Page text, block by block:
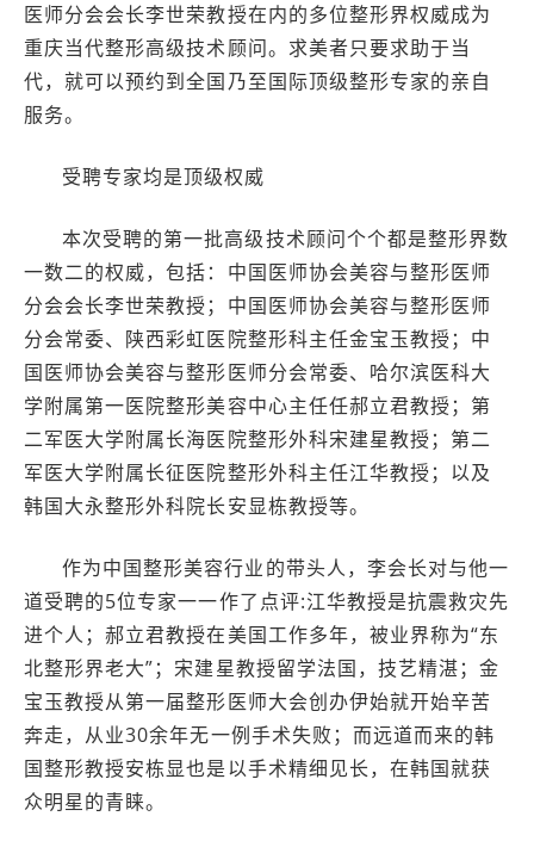
医师分会会长李世荣教授在内的多位整形界权威成为
重庆当代整形高级技术顾问。求美者只要求助于当
代，就可以预约到全国乃至国际顶级整形专家的亲自
服务。
受聘专家均是顶级权威
本次受聘的第一批高级技术顾问个个都是整形界数
一数二的权威，包括：中国医师协会美容与整形医师
分会会长李世荣教授；中国医师协会美容与整形医师
分会常委、陕西彩虹医院整形科主任金宝玉教授；中
国医师协会美容与整形医师分会常委、哈尔滨医科大
学附属第一医院整形美容中心主任任郝立君教授；第
二军医大学附属长海医院整形外科宋建星教授；第二
军医大学附属长征医院整形外科主任江华教授；以及
韩国大永整形外科院长安显栋教授等。
作为中国整形美容行业的带头人，李会长对与他一
道受聘的5位专家一一作了点评:江华教授是抗震救灾先
进个人；郝立君教授在美国工作多年，被业界称为“东
北整形界老大”；宋建星教授留学法国，技艺精湛；金
宝玉教授从第一届整形医师大会创办伊始就开始辛苦
奔走，从业30余年无一例手术失败；而远道而来的韩
国整形教授安栋显也是以手术精细见长，在韩国就获
众明星的青睐。